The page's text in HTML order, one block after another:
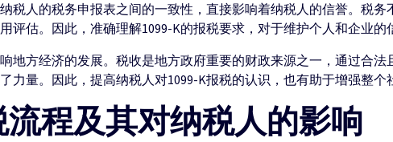
税人的税务申报表之间的一致性，直接影响着纳税人的信誉。税
评估。因此，准确理解1099-K的报税要求，对于维护个人和企业的
地方经济的发展。税收是地方政府重要的财政来源之一，通过合
力量。因此，提高纳税人对1099-K报税的认识，也有助于增强整个
程及其对纳税人的影响